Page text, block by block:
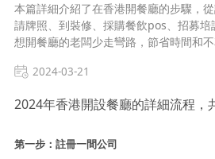
本篇詳細介紹了在香港開餐廳的步驟，
請牌照、到裝修、採購餐飲pos、招募
想開餐廳的老闆少走彎路，節省時間和不
2024-03-21
2024年香港開設餐廳的詳細流程，
第一步：註冊一間公司